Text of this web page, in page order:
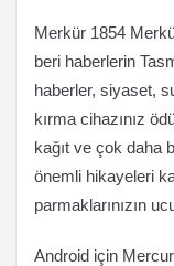
Merkür 1854
beri haberlerin
haberler, siyaset,
kırma cihazınız
kağıt ve çok daha
önemli hikayeleri
parmaklarınızın
Android için